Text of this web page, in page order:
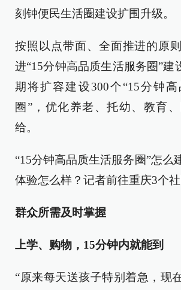
刻钟便民生活圈建设扩围升级。
按照以点带面、全面推进的原
进“15分钟高品质生活服务圈”建
期将扩容建设300个“15分钟
圈”，优化养老、托幼、教育
给。
“15分钟高品质生活服务圈”怎么
体验怎么样？记者前往重庆3个社
群众所需及时掌握
上学、购物，15分钟内就能到
“原来每天送孩子特别着急，现